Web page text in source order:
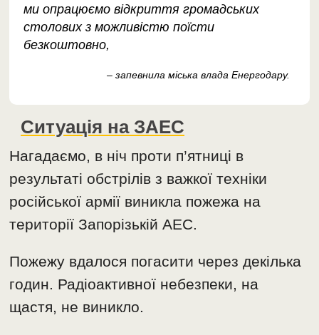
ми опрацюємо відкриття громадських
столових з можливістю поїсти
безкоштовно,
– запевнила міська влада Енергодару.
Ситуація на ЗАЕС
Нагадаємо, в ніч проти п’ятниці в
результаті обстрілів з важкої техніки
російської армії виникла пожежа на
території Запорізькій АЕС.
Пожежу вдалося погасити через декілька
годин. Радіоактивної небезпеки, на
щастя, не виникло.